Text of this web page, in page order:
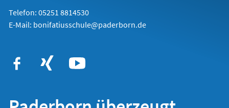
Telefon: 05251 8814530
E-Mail: bonifatiusschule@paderborn.de